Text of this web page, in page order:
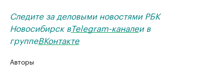
Следите за деловыми новостями РБК
Новосибирск вTelegram-каналеи в
группеВКонтакте
Авторы